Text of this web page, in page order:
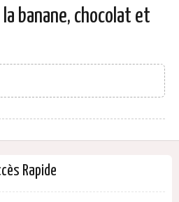
banane, chocolat et
Rapide